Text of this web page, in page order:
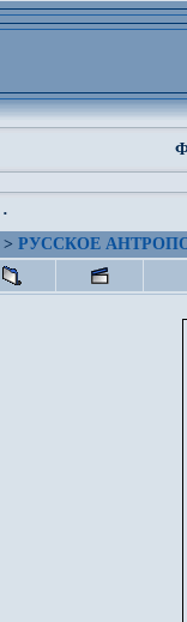
·
> РУССКОЕ